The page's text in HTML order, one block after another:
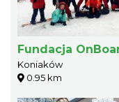
Fundacja
Koniaków
0.95 km